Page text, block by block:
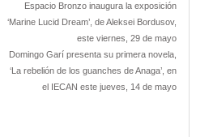
Espacio Bronzo inaugura la exposición
‘Marine Lucid Dream’, de Aleksei Bordusov,
este viernes, 29 de mayo
Domingo Garí presenta su primera novela,
‘La rebelión de los guanches de Anaga’, en
el IECAN este jueves, 14 de mayo